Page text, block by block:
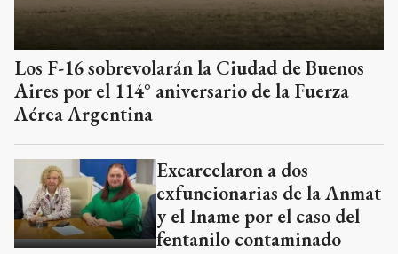
Los F-16 sobrevolarán la Ciudad de Buenos
Aires por el 114° aniversario de la Fuerza
Aérea Argentina
Excarcelaron a dos
exfuncionarias de la Anmat
y el Iname por el caso del
fentanilo contaminado